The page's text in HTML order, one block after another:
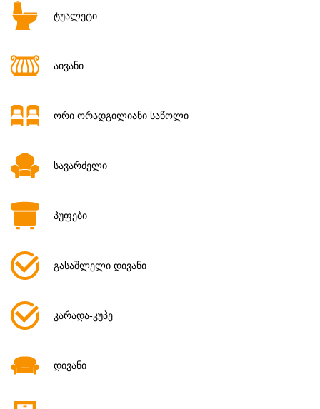
ტუალეტი
აივანი
ორი ორადგილიანი საწოლი
სავარძელი
პუფები
გასაშლელი დივანი
კარადა-კუპე
დივანი